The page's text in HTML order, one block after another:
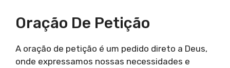
Oração De Petição
A oração de petição é um pedido direto a Deus,
onde expressamos nossas necessidades e